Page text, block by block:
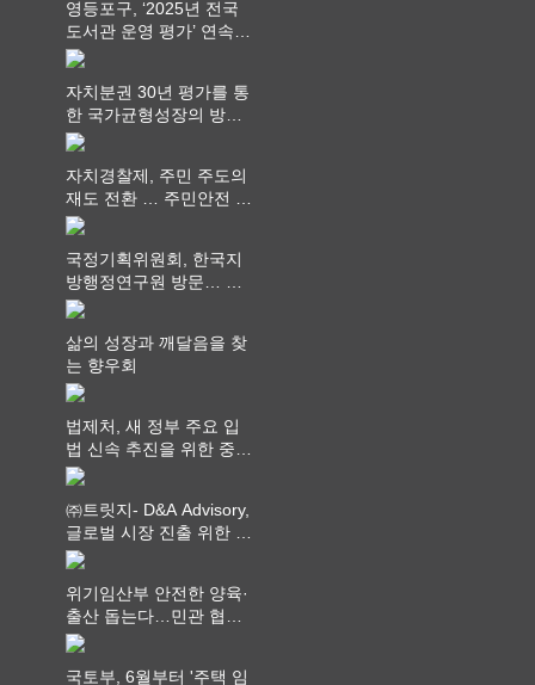
영등포구, ‘2025년 전국
도서관 운영 평가’ 연속
최고 영예 장관상에서 ‘대
자치분권 30년 평가를 통
한 국가균형성장의 방향
과 과제 논의
자치경찰제, 주민 주도의
재도 전환 … 주민안전 치
안서비스가 최우선 되어
국정기획위원회, 한국지
방행정연구원 방문… 국
가균형성장 논의
삶의 성장과 깨달음을 찾
는 향우회
법제처, 새 정부 주요 입
법 신속 추진을 위한 중앙
부처 법무담당관 회의 개
㈜트릿지- D&A Advisory,
글로벌 시장 진출 위한 전
략적 업무협약 체결
위기임산부 안전한 양육·
출산 돕는다…민관 협력
체계 구축
국토부, 6월부터 '주택 임